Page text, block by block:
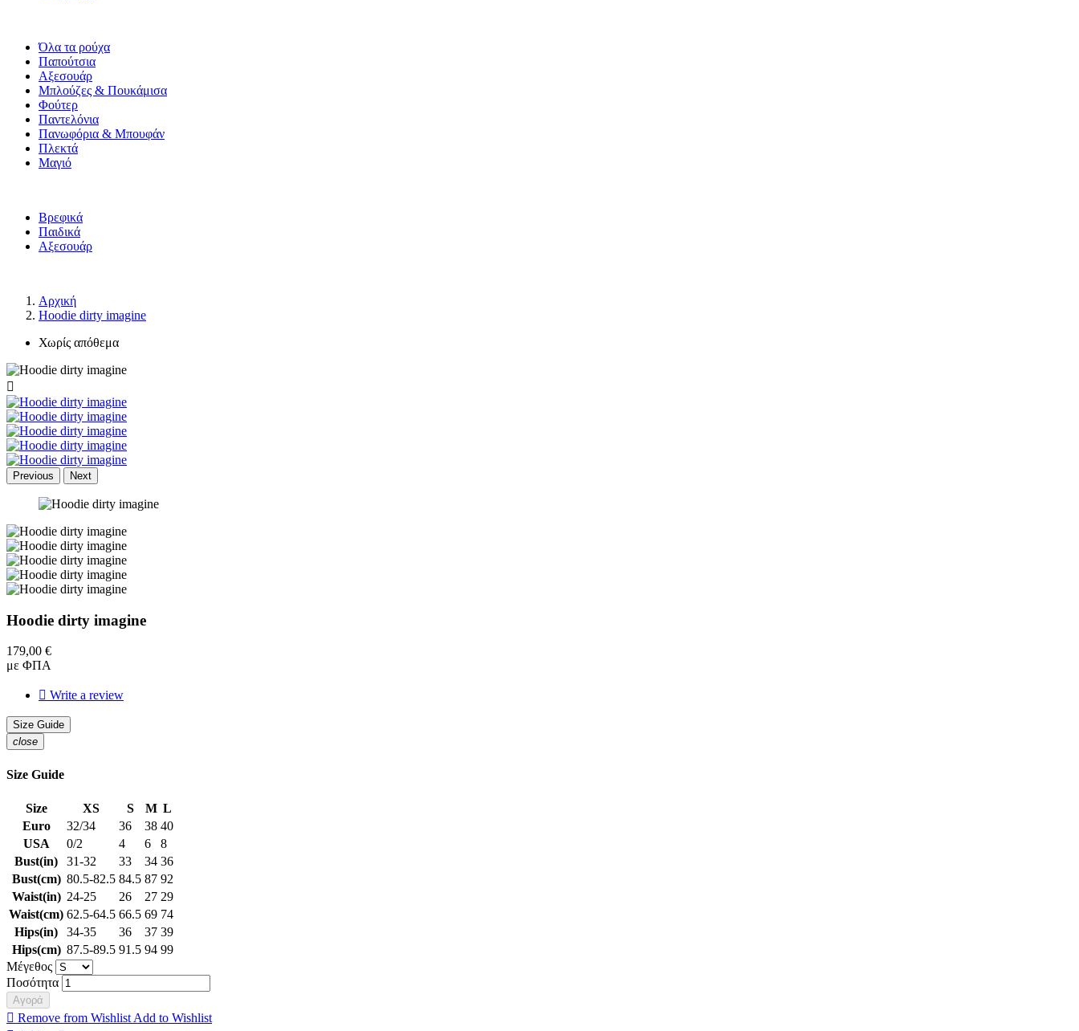
Όλα τα ρούχα
Παπούτσια
Αξεσουάρ
Μπλούζες & Πουκάμισα
Φούτερ
Παντελόνια
Πανωφόρια & Μπουφάν
Πλεκτά
Μαγιό
Βρεφικά
Παιδικά
Αξεσουάρ
Αρχική
Hoodie dirty imagine
Χωρίς απόθεμα

Previous Next
Hoodie dirty imagine
179,00 €
με ΦΠΑ
 Write a review
Size Guide
close
Size Guide
Size XS S M L
Euro
32/34 36 38 40
USA
0/2 4 6
8
Bust(in)
31-32 33 34 36
Bust(cm) 80.5-82.5 84.5 87 92
Waist(in) 24-25 26 27 29
Waist(cm) 62.5-64.5 66.5 69 74
Hips(in)
34-35 36 37 39
Hips(cm) 87.5-89.5 91.5 94 99
Μέγεθος
Ποσότητα
Αγορά
 Remove from Wishlist Add to Wishlist